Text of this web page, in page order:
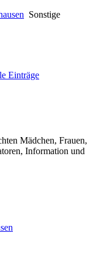
Sonstige
Einträge
Mädchen, Frauen,
Information und